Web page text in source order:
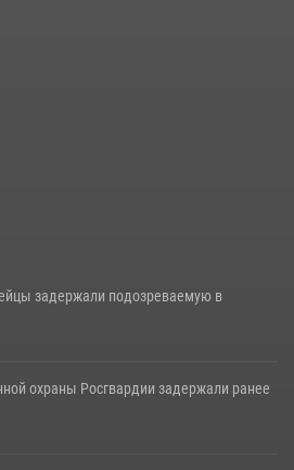
задержали подозреваемую в
охраны Росгвардии задержали ранее